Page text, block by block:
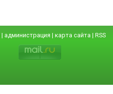
| администрация | карта сайта | RSS